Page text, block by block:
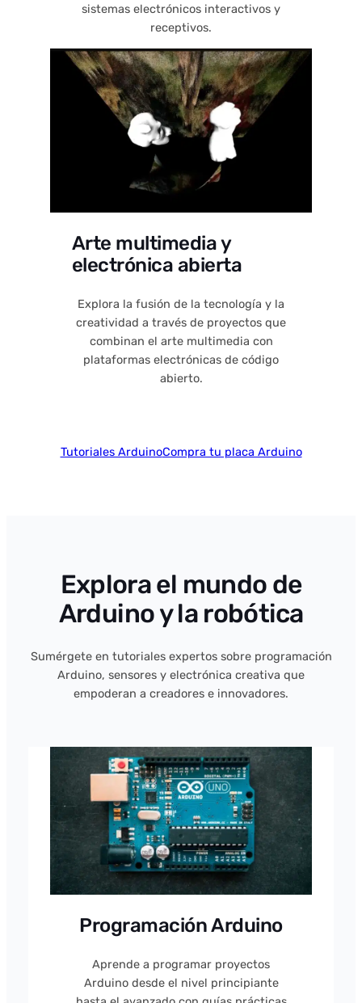
sistemas electrónicos interactivos y
receptivos.
Arte multimedia y
electrónica abierta
Explora la fusión de la tecnología y la
creatividad a través de proyectos que
combinan el arte multimedia con
plataformas electrónicas de código
abierto.
Tutoriales ArduinoCompra tu placa Arduino
Explora el mundo de
Arduino y la robótica
Sumérgete en tutoriales expertos sobre programación
Arduino, sensores y electrónica creativa que
empoderan a creadores e innovadores.
Programación Arduino
Aprende a programar proyectos
Arduino desde el nivel principiante